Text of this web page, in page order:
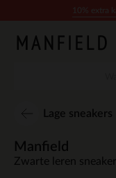
Lage sneakers
Manfield
Zwarte leren